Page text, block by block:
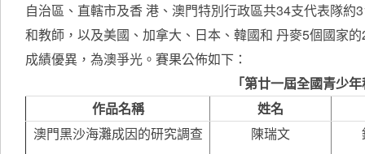
自治區、直轄市及香 港、澳門特別行政區共34支代表隊
和教師，以及美國、加拿大、日本、韓國和 丹麥5個國家
成績優異，為澳爭光。賽果公佈如下：
「第廿一屆全國青少
作品名稱
姓名
澳門黑沙海灘成因的研究調查
陳瑞文